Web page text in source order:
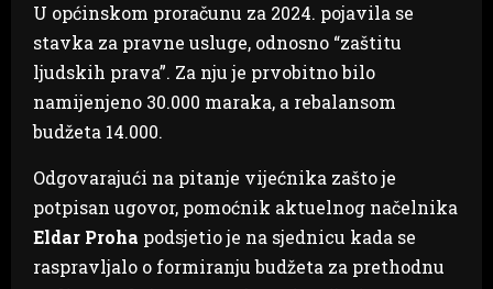
U općinskom proračunu za 2024. pojavila se
stavka za pravne usluge, odnosno “zaštitu
ljudskih prava”. Za nju je prvobitno bilo
namijenjeno 30.000 maraka, a rebalansom
budžeta 14.000.
Odgovarajući na pitanje vijećnika zašto je
potpisan ugovor, pomoćnik aktuelnog načelnika
Eldar Proha podsjetio je na sjednicu kada se
raspravljalo o formiranju budžeta za prethodnu